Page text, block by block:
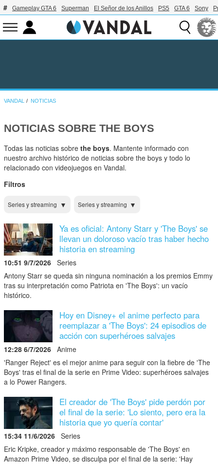
Gameplay GTA 6 Superman El Señor de los Anillos PS5 GTA 6 Sony
VANDAL NOTICIAS
NOTICIAS SOBRE THE BOYS
Todas las noticias sobrethe boys. Mantente informado con
nuestro archivo histórico de noticias sobre the boys y todo lo
relacionado con videojuegos en Vandal.
Filtros
Series y streaming Series y streaming
Ya es oficial: Antony Starr y 'The Boys' se
llevan un doloroso vacío tras haber hecho
historia en streaming
10:51 9/7/2026 Series
Antony Starr se queda sin ninguna nominación a los premios Emmy
tras su interpretación como Patriota en 'The Boys': un vacío
histórico.
Hoy en Disney+ el anime perfecto para
reemplazar a 'The Boys': 24 episodios de
acción con superhéroes salvajes
12:28 6/7/2026 Anime
'Ranger Reject' es el mejor anime para seguir con la fiebre de 'The
Boys' tras el final de la serie en Prime Video: superhéroes salvajes
a lo Power Rangers.
El creador de 'The Boys' pide perdón por
el final de la serie: 'Lo siento, pero era la
historia que yo quería contar'
15:34 11/6/2026 Series
Eric Kripke, creador y máximo responsable de 'The Boys' en
Amazon Prime Video, se disculpa por el final de la serie: 'Hay